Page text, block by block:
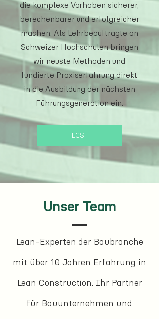
die komplexe Vorhaben sicherer,
berechenbarer und erfolgreicher
machen. Als Lehrbeauftragte an
Schweizer Hochschulen bringen
wir neuste Methoden und
fundierte Praxiserfahrung direkt
in die Ausbildung der nächsten
Führungsgeneration ein.
LOS!
Unser Team
Lean-Experten der Baubranche
mit über 10 Jahren Erfahrung in
Lean Construction. Ihr Partner
für Bauunternehmen und